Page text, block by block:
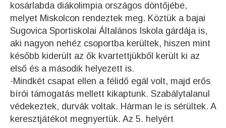
kosárlabda diákolimpia országos döntőjébe,
melyet Miskolcon rendeztek meg. Köztük a bajai
Sugovica Sportiskolai Általános Iskola gárdája is,
aki nagyon nehéz csoportba kerültek, hiszen mint
később kiderült az ők kvartettjükből került ki az
első és a második helyezett is.
-Mindkét csapat ellen a félidő egál volt, majd erős
bírói támogatás mellett kikaptunk. Szabálytalanul
védekeztek, durvák voltak. Hárman le is sérültek. A
keresztjátékot megnyertük. Az 5. helyért